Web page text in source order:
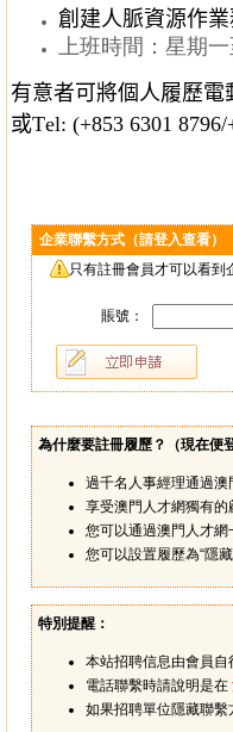
創建人脈資源作
上班時間：星期
有意者可將個人履歷電
或Tel: (+853 6301
企業聯繫方式（請登入查看）
只有註冊會員才可以看到
賬號：
為什麼要註冊履歷？（現在便
過千名人事經理通過澳
享受澳門人才網獨有的
您可以通過澳門人才網
您可以設置履歷為“隱
特別提醒：
本站招聘信息由會員自
電話聯繫時請說明是在
如果招聘單位隱藏聯繫